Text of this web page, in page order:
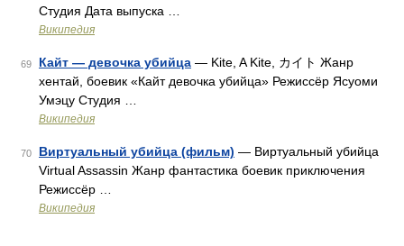
Студия Дата выпуска …
Википедия
69 Кайт — девочка убийца — Kite, A Kite, カイト Жанр
хентай, боевик «Кайт девочка убийца» Режиссёр Ясуоми
Умэцу Студия …
Википедия
70 Виртуальный убийца (фильм) — Виртуальный убийца
Virtual Assassin Жанр фантастика боевик приключения
Режиссёр …
Википедия